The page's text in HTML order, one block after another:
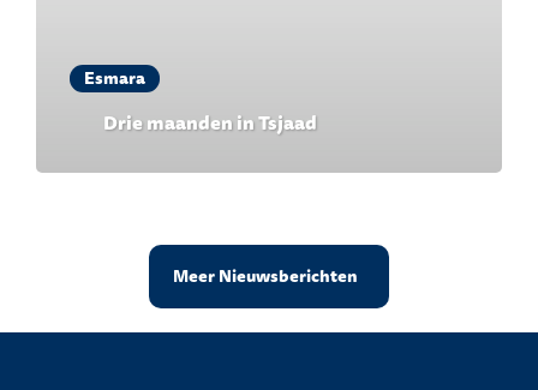
Esmara
Drie maanden in Tsjaad
Meer Nieuwsberichten